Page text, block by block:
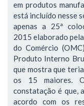
em produtos
está incluído nesse
apenas a 25ª
2015 elaborado
do Comércio
Produto Interno
que mostra que
os 15 maiores.
constatação é que,
acordo com os